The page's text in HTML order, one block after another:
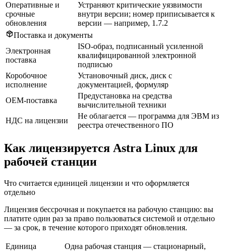
Оперативные и
срочные
обновления
Устраняют критические уязвимости
внутри версии; номер приписывается к
версии — например, 1.7.2
Поставка и документы
Электронная
поставка
ISO-образ, подписанный усиленной
квалифицированной электронной
подписью
Коробочное
исполнение
Установочный диск, диск с
документацией, формуляр
OEM-поставка
Предустановка на средства
вычислительной техники
НДС на лицензии
Не облагается — программа для ЭВМ из
реестра отечественного ПО
Как лицензируется Astra Linux для
рабочей станции
Что считается единицей лицензии и что оформляется
отдельно
Лицензия бессрочная и покупается на рабочую станцию: вы
платите один раз за право пользоваться системой и отдельно
— за срок, в течение которого приходят обновления.
Единица
Одна рабочая станция — стационарный,